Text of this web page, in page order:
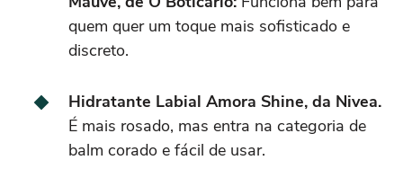
quem quer um toque mais sofisticado e
discreto.
Hidratante Labial Amora Shine, da Nivea.
É mais rosado, mas entra na categoria de
balm corado e fácil de usar.